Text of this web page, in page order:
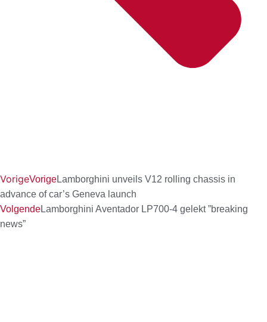
VorigeVorigeLamborghini unveils V12 rolling chassis in
advance of car’s Geneva launch
VolgendeLamborghini Aventador LP700-4 gelekt ”breaking
news”